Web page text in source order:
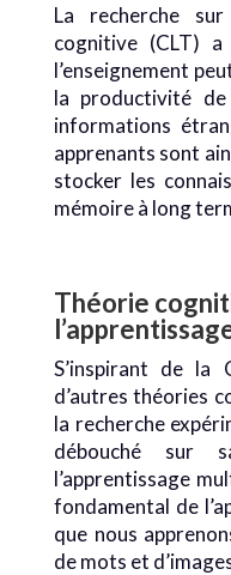
La recherche
cognitive (CLT)
l’enseignement
la productivité
informations
apprenants sont
stocker les
mémoire à long
Théorie
S’inspirant de la
d’autres théories
la recherche
débouché sur
l’apprentissage
fondamental de
que nous
de mots et